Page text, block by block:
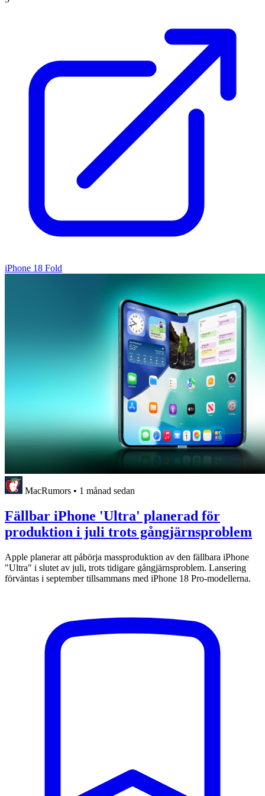
iPhone 18 Fold
MacRumors • 1 månad sedan
Fällbar iPhone 'Ultra' planerad för
produktion i juli trots gångjärnsproblem
Apple planerar att påbörja massproduktion av den fällbara iPhone
"Ultra" i slutet av juli, trots tidigare gångjärnsproblem. Lansering
förväntas i september tillsammans med iPhone 18 Pro-modellerna.